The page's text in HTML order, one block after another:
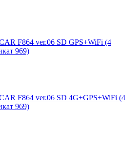
F864 ver.06 SD GPS+WiFi (4
969)
F864 ver.06 SD 4G+GPS+WiFi (4
969)